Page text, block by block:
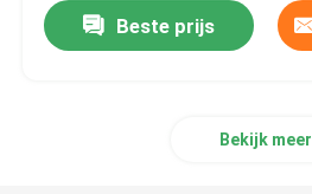
Beste prijs
Bekijk meer